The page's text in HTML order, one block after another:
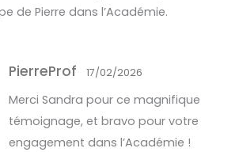
de Pierre dans l’Académie.
PierreProf 17/02/2026
Merci Sandra pour ce magnifique
témoignage, et bravo pour votre
engagement dans l’Académie !